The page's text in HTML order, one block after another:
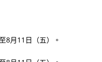
8月11日（五）。